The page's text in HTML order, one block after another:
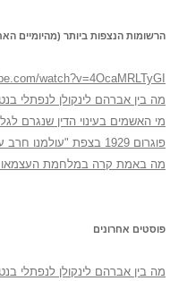
הרשומות הנצפות ביותר (מהיומיים
watch?v=4OcaMRLTyGI
מה בין אברהם לינקולן לנפתלי בנט
מי האשמים בעינוי הדין שנגרם
פוגרום 1929 בצפת "עולמנו חרב עלינו"
מה באמת קרה במלחמת
פוסטים אחרונים
מה בין אברהם לינקולן לנפתלי בנט